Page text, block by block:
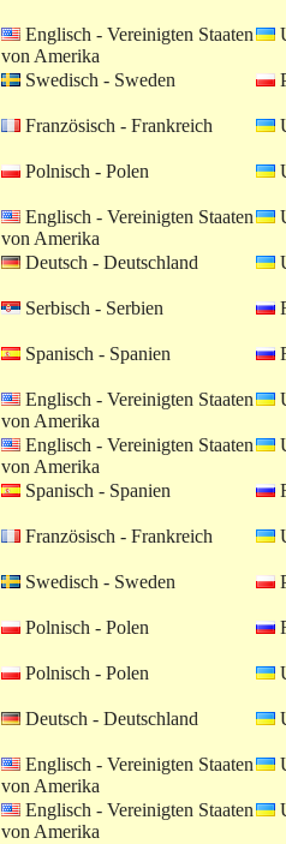
Englisch - Vereinigten Staaten
von Amerika
Swedisch - Sweden
Französisch - Frankreich
Polnisch - Polen
Englisch - Vereinigten Staaten
von Amerika
Deutsch - Deutschland
Serbisch - Serbien
Spanisch - Spanien
Englisch - Vereinigten Staaten
von Amerika
Englisch - Vereinigten Staaten
von Amerika
Spanisch - Spanien
Französisch - Frankreich
Swedisch - Sweden
Polnisch - Polen
Polnisch - Polen
Deutsch - Deutschland
Englisch - Vereinigten Staaten
von Amerika
Englisch - Vereinigten Staaten
von Amerika